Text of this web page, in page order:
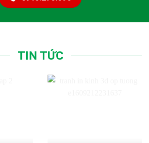
TIN TỨC